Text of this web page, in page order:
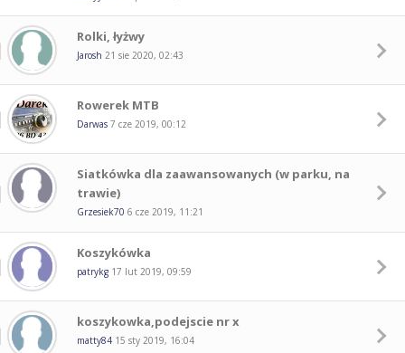
Rolki, łyżwy
Jarosh 21 sie 2020, 02:43
Rowerek MTB
Darwas 7 cze 2019, 00:12
Siatkówka dla zaawansowanych (w parku, na
trawie)
Grzesiek70 6 cze 2019, 11:21
Koszykówka
patrykg 17 lut 2019, 09:59
koszykowka,podejscie nr x
matty84 15 sty 2019, 16:04